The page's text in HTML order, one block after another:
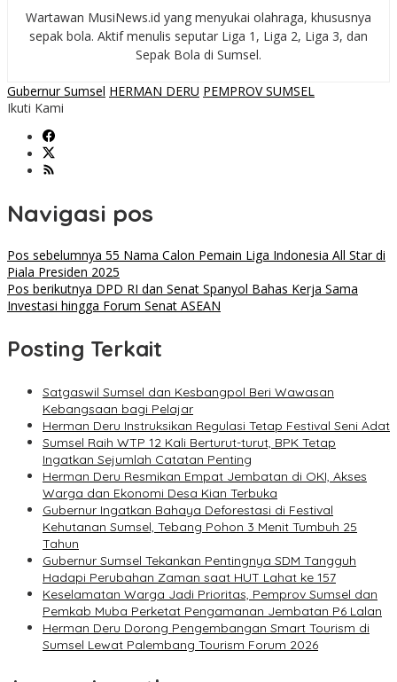
Wartawan MusiNews.id yang menyukai olahraga, khususnya
sepak bola. Aktif menulis seputar Liga 1, Liga 2, Liga 3, dan
Sepak Bola di Sumsel.
Gubernur Sumsel HERMAN DERU PEMPROV SUMSEL
Ikuti Kami
Navigasi pos
Pos sebelumnya 55 Nama Calon Pemain Liga Indonesia All Star di
Piala Presiden 2025
Pos berikutnya DPD RI dan Senat Spanyol Bahas Kerja Sama
Investasi hingga Forum Senat ASEAN
Posting Terkait
Satgaswil Sumsel dan Kesbangpol Beri Wawasan
Kebangsaan bagi Pelajar
Herman Deru Instruksikan Regulasi Tetap Festival Seni Adat
Sumsel Raih WTP 12 Kali Berturut-turut, BPK Tetap
Ingatkan Sejumlah Catatan Penting
Herman Deru Resmikan Empat Jembatan di OKI, Akses
Warga dan Ekonomi Desa Kian Terbuka
Gubernur Ingatkan Bahaya Deforestasi di Festival
Kehutanan Sumsel, Tebang Pohon 3 Menit Tumbuh 25
Tahun
Gubernur Sumsel Tekankan Pentingnya SDM Tangguh
Hadapi Perubahan Zaman saat HUT Lahat ke 157
Keselamatan Warga Jadi Prioritas, Pemprov Sumsel dan
Pemkab Muba Perketat Pengamanan Jembatan P6 Lalan
Herman Deru Dorong Pengembangan Smart Tourism di
Sumsel Lewat Palembang Tourism Forum 2026